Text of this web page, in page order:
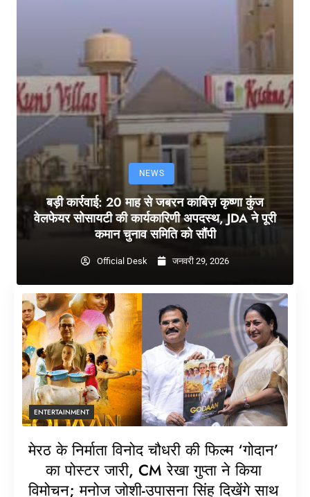
NEWS
बड़ी कार्रवाई: 20 माह से जबरन काबिज़ कृष्णा कुंज
वेलफेयर सोसायटी की कार्यकारिणी अपदस्थ, JDA ने पूरी
कमान चुनाव समिति को सौंपी
Official Desk जनवरी 29, 2026
ENTERTAINMENT
मेरठ के निर्माता विनोद चौधरी की फिल्म ‘गोदान’
का पोस्टर जारी, CM रेखा गुप्ता ने किया
विमोचन; मनोज जोशी-उपासना सिंह दिखेंगे साथ